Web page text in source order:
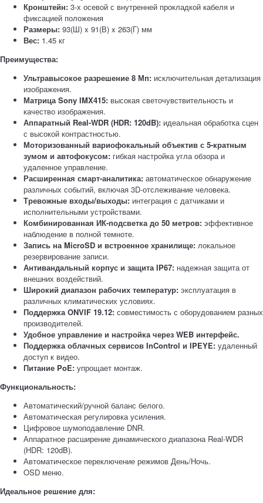
Кронштейн: 3-х осевой с внутренней прокладкой кабеля и
фиксацией положения
Размеры: 93(Ш) x 91(В) x 263(Г) мм
Вес: 1.45 кг
Преимущества:
Ультравысокое разрешение 8 Мп: исключительная детализация
изображения.
Матрица Sony IMX415: высокая светочувствительность и
качество изображения.
Аппаратный Real-WDR (HDR: 120dB): идеальная обработка сцен
с высокой контрастностью.
Моторизованный вариофокальный объектив с 5-кратным
зумом и автофокусом: гибкая настройка угла обзора и
удаленное управление.
Расширенная смарт-аналитика: автоматическое обнаружение
различных событий, включая 3D-отслеживание человека.
Тревожные входы/выходы: интеграция с датчиками и
исполнительными устройствами.
Комбинированная ИК-подсветка до 50 метров: эффективное
наблюдение в полной темноте.
Запись на MicroSD и встроенное хранилище: локальное
резервирование записи.
Антивандальный корпус и защита IP67: надежная защита от
внешних воздействий.
Широкий диапазон рабочих температур: эксплуатация в
различных климатических условиях.
Поддержка ONVIF 19.12: совместимость с оборудованием разных
производителей.
Удобное управление и настройка через WEB интерфейс.
Поддержка облачных сервисов InControl и IPEYE: удаленный
доступ к видео.
Питание PoE: упрощает монтаж.
Функциональность:
Автоматический/ручной баланс белого.
Автоматическая регулировка усиления.
Цифровое шумоподавление DNR.
Аппаратное расширение динамического диапазона Real-WDR
(HDR: 120dB).
Автоматическое переключение режимов День/Ночь.
OSD меню.
Идеальное решение для: